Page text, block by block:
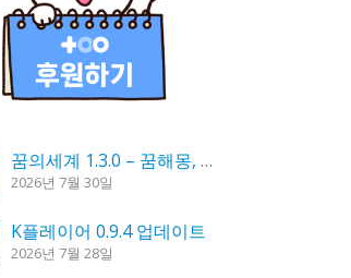
꿈의세계 1.3.0 – 꿈해몽, 꿈풀이
2026년 7월 30일
K플레이어 0.9.4 업데이트
2026년 7월 28일